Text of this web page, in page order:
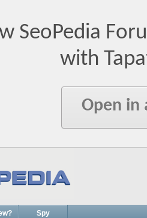
SeoPedia
with
Open in
Spy